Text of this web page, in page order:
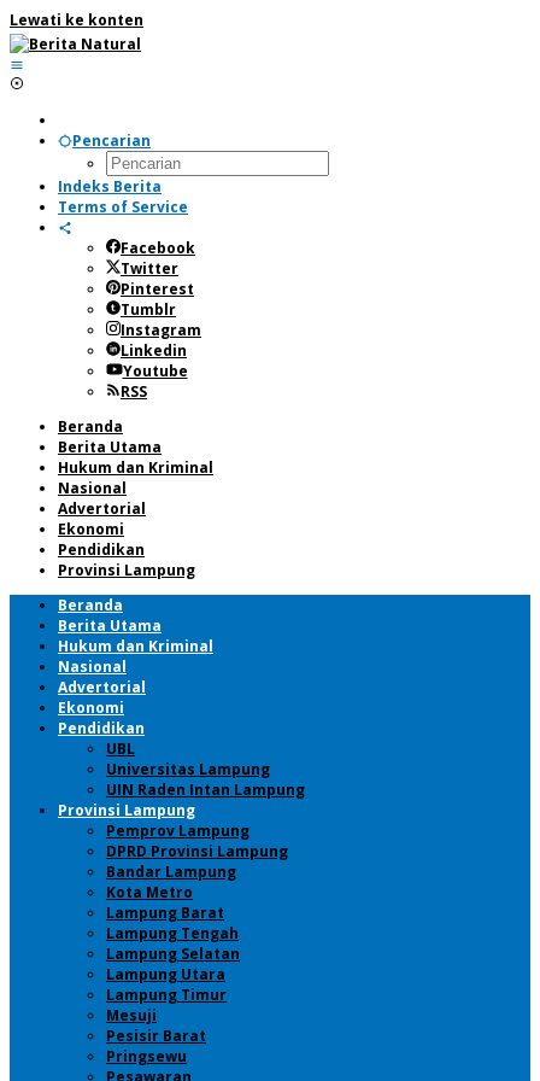
Lewati ke konten
Pencarian
Indeks Berita
Terms of Service
Facebook
Twitter
Pinterest
Tumblr
Instagram
Linkedin
Youtube
RSS
Beranda
Berita Utama
Hukum dan Kriminal
Nasional
Advertorial
Ekonomi
Pendidikan
Provinsi Lampung
Beranda
Berita Utama
Hukum dan Kriminal
Nasional
Advertorial
Ekonomi
Pendidikan
UBL
Universitas Lampung
UIN Raden Intan Lampung
Provinsi Lampung
Pemprov Lampung
DPRD Provinsi Lampung
Bandar Lampung
Kota Metro
Lampung Barat
Lampung Tengah
Lampung Selatan
Lampung Utara
Lampung Timur
Mesuji
Pesisir Barat
Pringsewu
Pesawaran